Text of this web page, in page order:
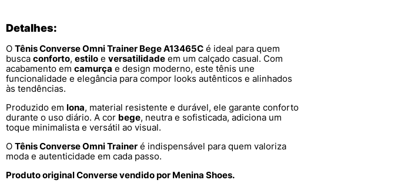
Detalhes:
O Tênis Converse Omni Trainer Bege A13465C é ideal para quem
busca conforto, estilo e versatilidade em um calçado casual. Com
acabamento em camurça e design moderno, este tênis une
funcionalidade e elegância para compor looks autênticos e alinhados
às tendências.
Produzido em lona, material resistente e durável, ele garante conforto
durante o uso diário. A cor bege, neutra e sofisticada, adiciona um
toque minimalista e versátil ao visual.
O Tênis Converse Omni Trainer é indispensável para quem valoriza
moda e autenticidade em cada passo.
Produto original Converse vendido por Menina Shoes.